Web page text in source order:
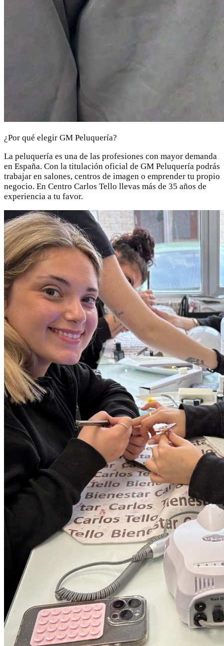
¿Por qué elegir GM Peluquería?
La peluquería es una de las profesiones con mayor demanda
en España. Con la titulación oficial de GM Peluquería podrás
trabajar en salones, centros de imagen o emprender tu propio
negocio. En Centro Carlos Tello llevas más de 35 años de
experiencia a tu favor.